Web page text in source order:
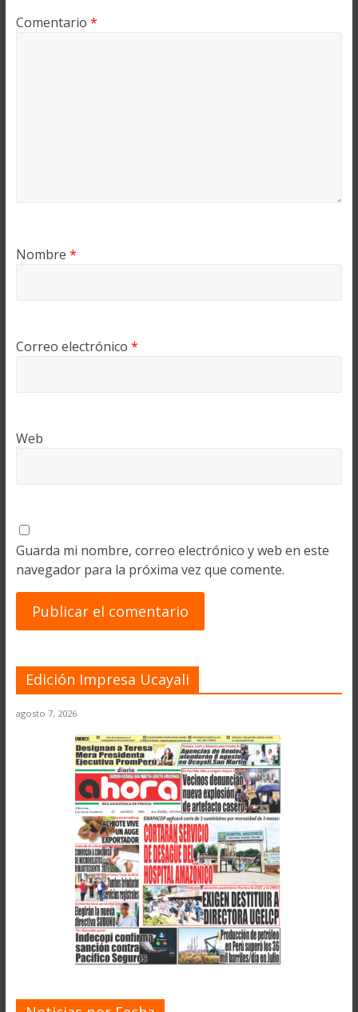
Comentario *
Nombre *
Correo electrónico *
Web
Guarda mi nombre, correo electrónico y web en este
navegador para la próxima vez que comente.
Edición Impresa Ucayali
agosto 7, 2026